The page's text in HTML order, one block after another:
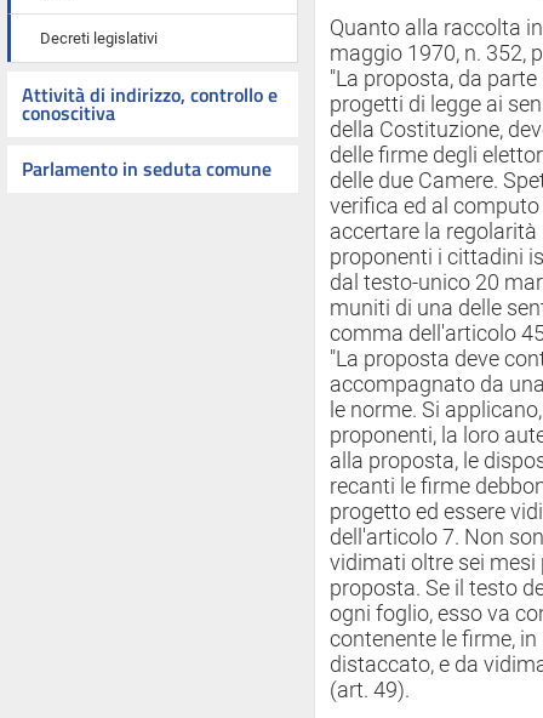
Decreti legislativi
Attività di indirizzo, controllo e
conoscitiva
Parlamento in seduta comune
Quanto alla raccolta
maggio 1970, n. 352,
"La proposta, da
progetti di legge ai
della Costituzione,
delle firme degli
delle due Camere.
verifica ed al
accertare la
proponenti i cittadini
dal testo-unico 20
muniti di una delle
comma dell'articolo
"La proposta deve
accompagnato da
le norme. Si
proponenti, la loro
alla proposta, le
recanti le firme
progetto ed essere
dell'articolo 7. Non
vidimati oltre sei mesi
proposta. Se il testo
ogni foglio, esso va
contenente le firme,
distaccato, e da
(art. 49).